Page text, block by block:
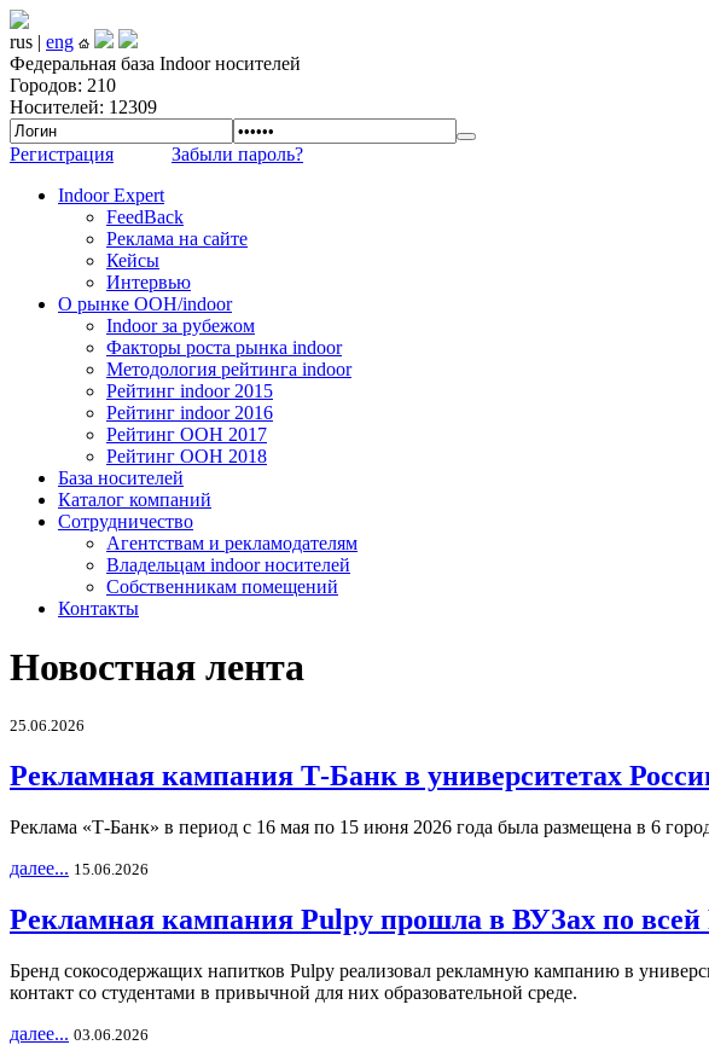
rus | eng
Федеральная база Indoor носителей
Городов: 210
Носителей: 12309
Регистрация
Забыли пароль?
Indoor Expert
FeedBack
Реклама на сайте
Кейсы
Интервью
О рынке OOH/indoor
Indoor за рубежом
Факторы роста рынка indoor
Методология рейтинга indoor
Рейтинг indoor 2015
Рейтинг indoor 2016
Рейтинг OOH 2017
Рейтинг OOH 2018
База носителей
Каталог компаний
Сотрудничество
Агентствам и рекламодателям
Владельцам indoor носителей
Собственникам помещений
Контакты
Новостная лента
25.06.2026
Рекламная кампания Т-Банк в университетах
Реклама «Т-Банк» в период с 16 мая по 15 июня 2026 года была размещена в 6
далее... 15.06.2026
Рекламная кампания Pulpy прошла в ВУЗах по всей
Бренд сокосодержащих напитков Pulpy реализовал рекламную кампанию в
контакт со студентами в привычной для них образовательной среде.
далее... 03.06.2026